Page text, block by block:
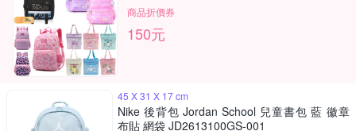
商品折價券
150元
45 X 31 X 17 cm
Nike 後背包 Jordan School 兒童書包 藍 徽章
布貼 網袋 JD2613100GS-001